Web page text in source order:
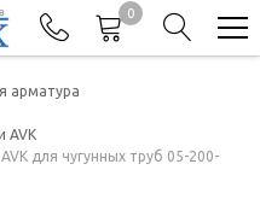
0
арматура
AVK
для чугунных труб 05-200-